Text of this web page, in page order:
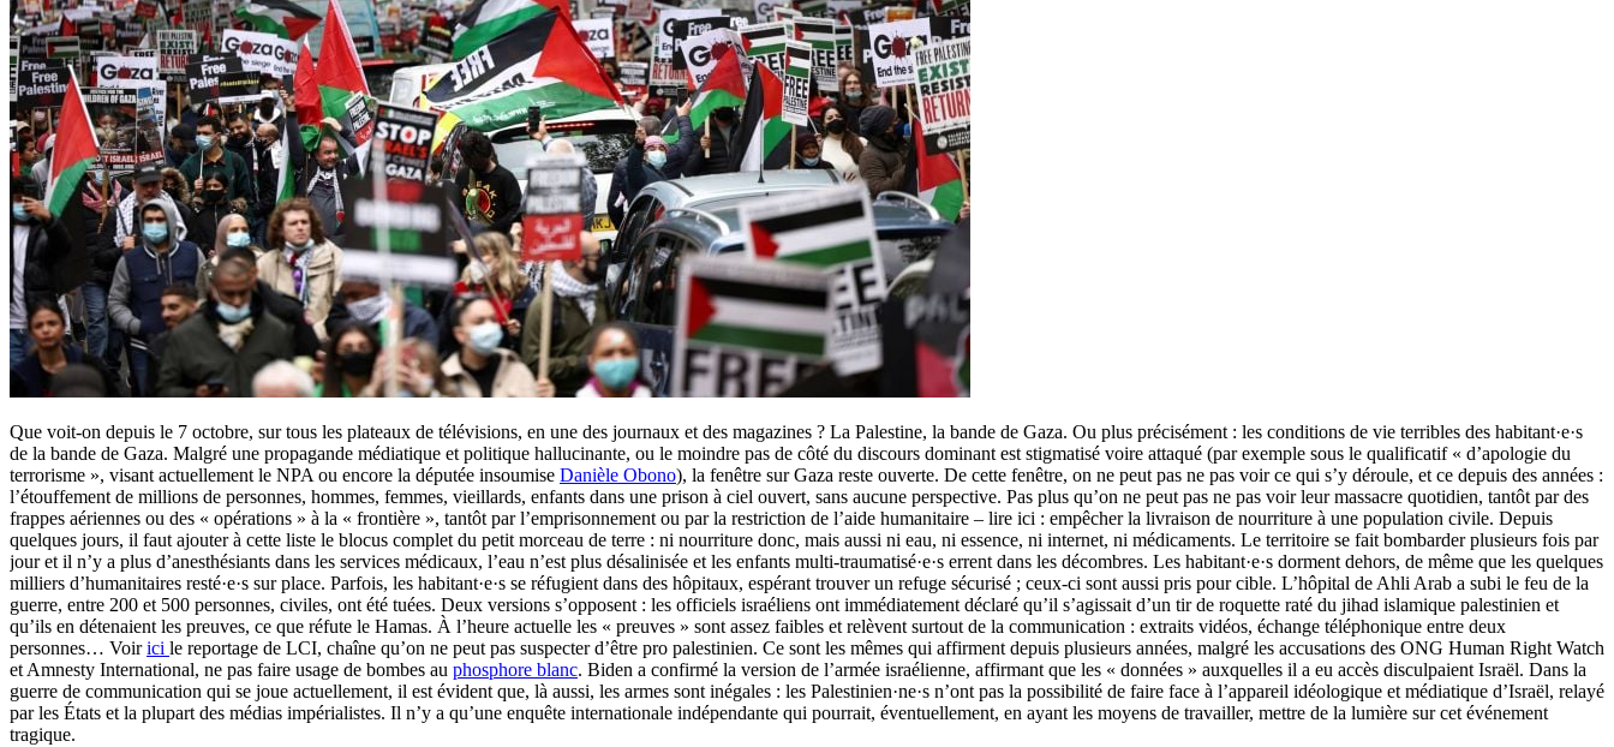
Que voit-on depuis le 7 octobre, sur tous les plateaux de télévisions, en une des journaux et des magazines ? La Palestine, la bande de Gaza. Ou plus précisément : les conditions de vie terribles des habitant·e·s
de la bande de Gaza. Malgré une propagande médiatique et politique hallucinante, ou le moindre pas de côté du discours dominant est stigmatisé voire attaqué (par exemple sous le qualificatif « d’apologie du
terrorisme », visant actuellement le NPA ou encore la députée insoumise Danièle Obono), la fenêtre sur Gaza reste ouverte. De cette fenêtre, on ne peut pas ne pas voir ce qui s’y déroule, et ce depuis des années :
l’étouffement de millions de personnes, hommes, femmes, vieillards, enfants dans une prison à ciel ouvert, sans aucune perspective. Pas plus qu’on ne peut pas ne pas voir leur massacre quotidien, tantôt par des
frappes aériennes ou des « opérations » à la « frontière », tantôt par l’emprisonnement ou par la restriction de l’aide humanitaire – lire ici : empêcher la livraison de nourriture à une population civile. Depuis
quelques jours, il faut ajouter à cette liste le blocus complet du petit morceau de terre : ni nourriture donc, mais aussi ni eau, ni essence, ni internet, ni médicaments. Le territoire se fait bombarder plusieurs fois par
jour et il n’y a plus d’anesthésiants dans les services médicaux, l’eau n’est plus désalinisée et les enfants multi-traumatisé·e·s errent dans les décombres. Les habitant·e·s dorment dehors, de même que les quelques
milliers d’humanitaires resté·e·s sur place. Parfois, les habitant·e·s se réfugient dans des hôpitaux, espérant trouver un refuge sécurisé ; ceux-ci sont aussi pris pour cible. L’hôpital de Ahli Arab a subi le feu de la
guerre, entre 200 et 500 personnes, civiles, ont été tuées. Deux versions s’opposent : les officiels israéliens ont immédiatement déclaré qu’il s’agissait d’un tir de roquette raté du jihad islamique palestinien et
qu’ils en détenaient les preuves, ce que réfute le Hamas. À l’heure actuelle les « preuves » sont assez faibles et relèvent surtout de la communication : extraits vidéos, échange téléphonique entre deux
personnes… Voirici le reportage de LCI, chaîne qu’on ne peut pas suspecter d’être pro palestinien. Ce sont les mêmes qui affirment depuis plusieurs années, malgré les accusations des ONG Human Right Watch
et Amnesty International, ne pas faire usage de bombes au phosphore blanc. Biden a confirmé la version de l’armée israélienne, affirmant que les « données » auxquelles il a eu accès disculpaient Israël. Dans la
guerre de communication qui se joue actuellement, il est évident que, là aussi, les armes sont inégales : les Palestinien·ne·s n’ont pas la possibilité de faire face à l’appareil idéologique et médiatique d’Israël, relayé
par les États et la plupart des médias impérialistes. Il n’y a qu’une enquête internationale indépendante qui pourrait, éventuellement, en ayant les moyens de travailler, mettre de la lumière sur cet événement
tragique.